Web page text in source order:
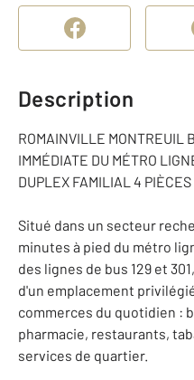
Description
ROMAINVILLE MONTREUIL
IMMÉDIATE DU MÉTRO
DUPLEX FAMILIAL 4 PIÈCES
Situé dans un secteur
minutes à pied du métro
des lignes de bus 129 et
d'un emplacement
commerces du quotidien :
pharmacie, restaurants,
services de quartier.